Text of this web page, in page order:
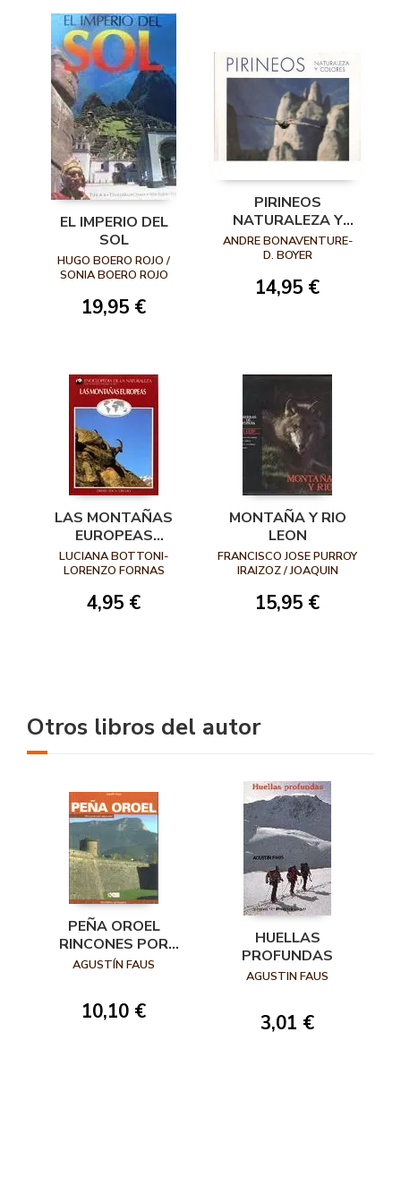
EL IMPERIO DEL
SOL
HUGO BOERO ROJO /
SONIA BOERO ROJO
19,95 €
PIRINEOS
NATURALEZA Y
COLORES
ANDRE BONAVENTURE-
D. BOYER
14,95 €
LAS MONTAÑAS
EUROPEAS
ENCICLOPEDIA DE
LA NATURALEZA
LUCIANA BOTTONI-
LORENZO FORNAS
4,95 €
MONTAÑA Y RIO
LEON
FRANCISCO JOSE PURROY
IRAIZOZ / JOAQUIN
15,95 €
Otros libros del autor
PEÑA OROEL
RINCONES POR
DESCUBRIR
AGUSTÍN FAUS
10,10 €
HUELLAS
PROFUNDAS
AGUSTIN FAUS
3,01 €